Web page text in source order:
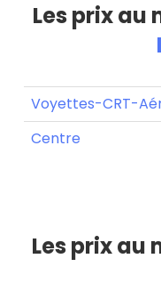
Les prix au
Voyettes-CRT-
Centre
Les prix au